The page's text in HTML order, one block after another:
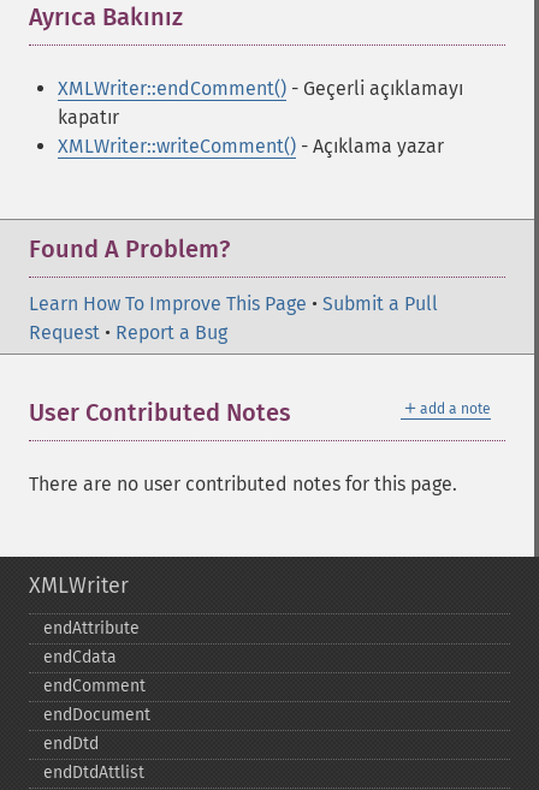
Ayrıca Bakınız
XMLWriter::endComment() - Geçerli açıklamayı
kapatır
XMLWriter::writeComment() - Açıklama yazar
Found A Problem?
Learn How To Improve This Page • Submit a Pull
Request • Report a Bug
＋ add a note
User Contributed Notes
There are no user contributed notes for this page.
XMLWriter
endAttribute
endCdata
endComment
endDocument
endDtd
endDtdAttlist